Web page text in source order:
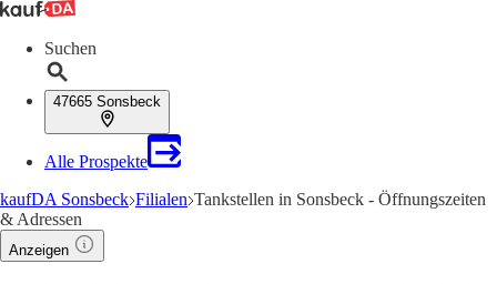
Suchen
47665 Sonsbeck
Alle Prospekte
kaufDA Sonsbeck Filialen Tankstellen in Sonsbeck - Öffnungszeiten
& Adressen
Anzeigen